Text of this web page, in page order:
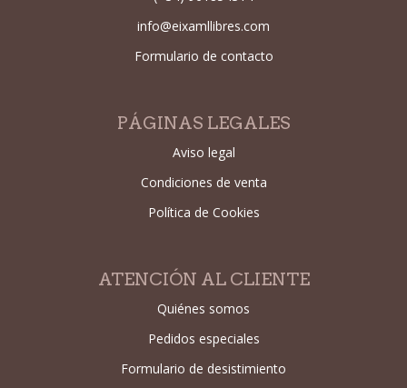
info@eixamllibres.com
Formulario de contacto
PÁGINAS LEGALES
Aviso legal
Condiciones de venta
Política de Cookies
ATENCIÓN AL CLIENTE
Quiénes somos
Pedidos especiales
Formulario de desistimiento